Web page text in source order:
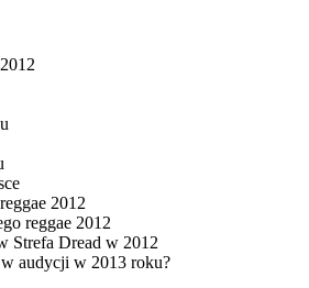
2012
reggae 2012
Strefa Dread w 2012
w audycji w 2013 roku?